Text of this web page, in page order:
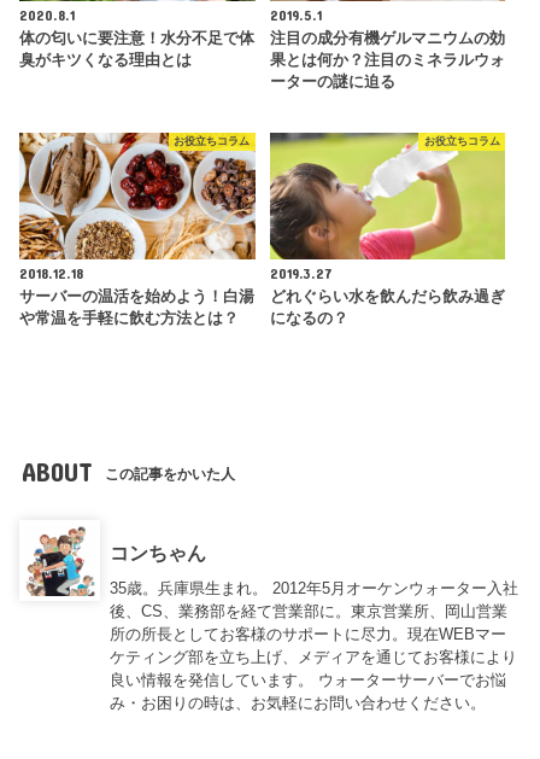
2020.8.1
体の匂いに要注意！水分不足で体
臭がキツくなる理由とは
2019.5.1
注目の成分有機ゲルマニウムの効
果とは何か？注目のミネラルウォ
ーターの謎に迫る
お役立ちコラム
2018.12.18
サーバーの温活を始めよう！白湯
や常温を手軽に飲む方法とは？
お役立ちコラム
2019.3.27
どれぐらい水を飲んだら飲み過ぎ
になるの？
ABOUT この記事をかいた人
コンちゃん
35歳。兵庫県生まれ。 2012年5月オーケンウォーター入社
後、CS、業務部を経て営業部に。東京営業所、岡山営業
所の所長としてお客様のサポートに尽力。現在WEBマー
ケティング部を立ち上げ、メディアを通じてお客様により
良い情報を発信しています。 ウォーターサーバーでお悩
み・お困りの時は、お気軽にお問い合わせください。